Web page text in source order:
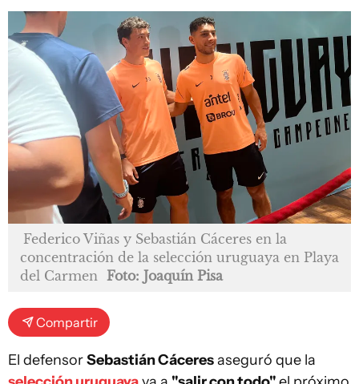
Federico Viñas y Sebastián Cáceres en la
concentración de la selección uruguaya en Playa
del Carmen Foto: Joaquín Pisa
Compartir
El defensorSebastián Cáceresaseguró que la